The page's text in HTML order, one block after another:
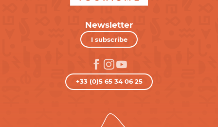
Newsletter
I subscribe
+33 (0)5 65 34 06 25